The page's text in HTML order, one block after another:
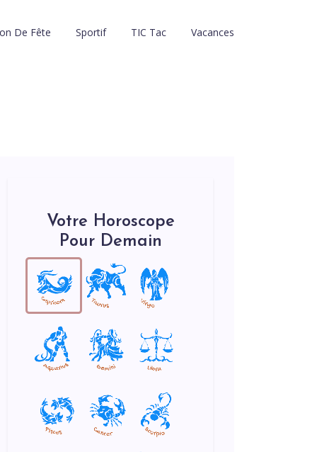
De Fête Sportif TIC Tac Vacances
Votre Horoscope
Pour Demain